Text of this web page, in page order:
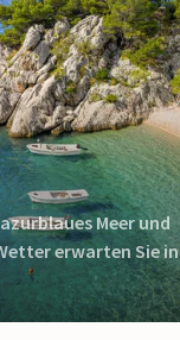
Meer und
erwarten Sie in